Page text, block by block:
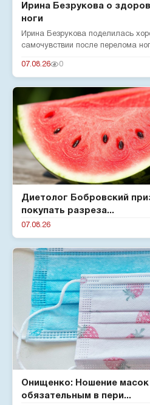
Ирина Безрукова о
ноги
Ирина Безрукова поделилась
самочувствии после перелома
07.08.26 0
Диетолог Бобровский
покупать разреза...
07.08.26
Онищенко: Ношение масок
обязательным в пери...